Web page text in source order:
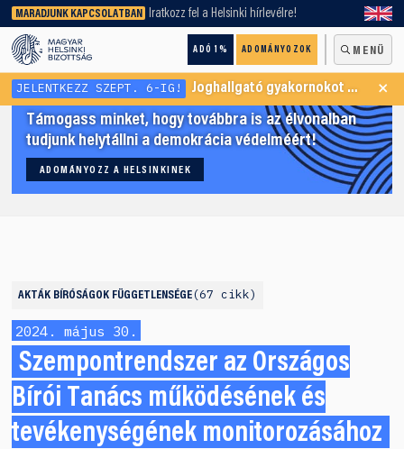
MARADJUNK KAPCSOLATBAN Iratkozz fel a Helsinki hírlevélre!
ADÓ 1% ADOMÁNYOZOK MENÜ
keresőnket!
JELENTKEZZ SZEPT. 6-IG! Joghallgató gyakornokot keresünk Menekültügyi Programunkba ×
Támogass minket, hogy továbbra is az élvonalban
tudjunk helytállni a demokrácia védelméért!
ADOMÁNYOZZ A HELSINKINEK
AKTÁK BÍRÓSÁGOK FÜGGETLENSÉGE 67 cikk
2024. május 30.
Szempontrendszer az Országos
Bírói Tanács működésének és
tevékenységének monitorozásához